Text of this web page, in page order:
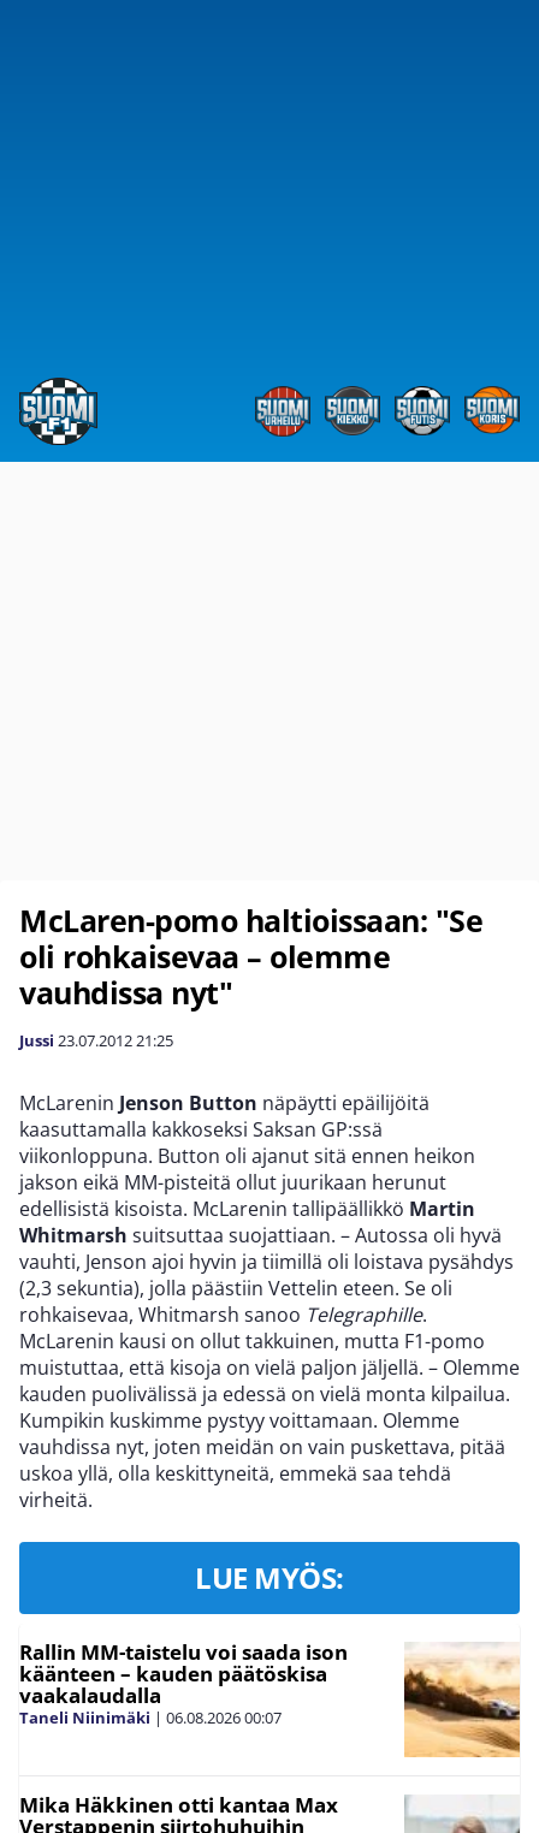
McLaren-pomo haltioissaan: "Se
oli rohkaisevaa – olemme
vauhdissa nyt"
Jussi 23.07.201221:25
McLarenin Jenson Button näpäytti epäilijöitä
kaasuttamalla kakkoseksi Saksan GP:ssä
viikonloppuna. Button oli ajanut sitä ennen heikon
jakson eikä MM-pisteitä ollut juurikaan herunut
edellisistä kisoista. McLarenin tallipäällikkö Martin
Whitmarsh suitsuttaa suojattiaan. – Autossa oli hyvä
vauhti, Jenson ajoi hyvin ja tiimillä oli loistava pysähdys
(2,3 sekuntia), jolla päästiin Vettelin eteen. Se oli
rohkaisevaa, Whitmarsh sanoo Telegraphille.
McLarenin kausi on ollut takkuinen, mutta F1-pomo
muistuttaa, että kisoja on vielä paljon jäljellä. – Olemme
kauden puolivälissä ja edessä on vielä monta kilpailua.
Kumpikin kuskimme pystyy voittamaan. Olemme
vauhdissa nyt, joten meidän on vain puskettava, pitää
uskoa yllä, olla keskittyneitä, emmekä saa tehdä
virheitä.
LUE MYÖS:
Rallin MM-taistelu voi saada ison
käänteen – kauden päätöskisa
vaakalaudalla
Taneli Niinimäki | 06.08.202600:07
Mika Häkkinen otti kantaa Max
Verstappenin siirtohuhuihin